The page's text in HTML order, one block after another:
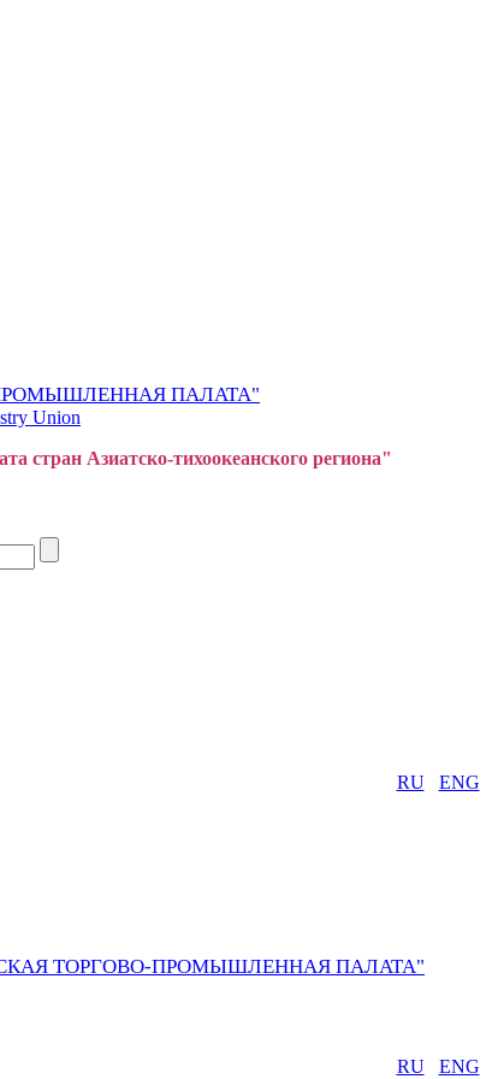
ПАЛАТА"
Union
ата стран Азиатско-тихоокеанского региона"
RU ENG
ТОРГОВО-ПРОМЫШЛЕННАЯ ПАЛАТА"
RU ENG